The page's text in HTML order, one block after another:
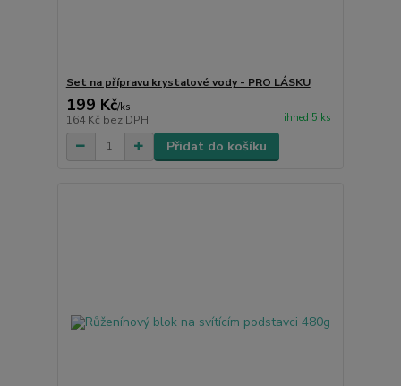
Set na přípravu krystalové vody - PRO LÁSKU
199 Kč/ks
164 Kč bez DPH ihned 5 ks
Přidat do košíku